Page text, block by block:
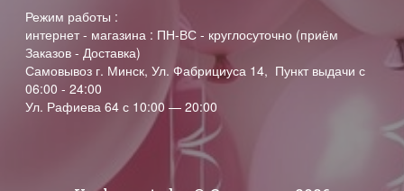
Режим работы :
интернет - магазина : ПН-ВС - круглосуточно (приём
Заказов - Доставка)
Самовывоз г. Минск, Ул. Фабрициуса 14, Пункт выдачи с
06:00 - 24:00
Ул. Рафиева 64 с 10:00 — 20:00